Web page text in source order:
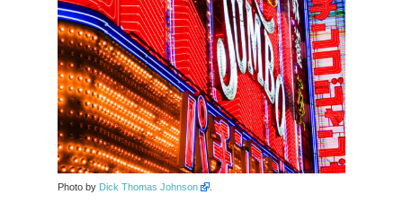
Photo by Dick Thomas Johnson